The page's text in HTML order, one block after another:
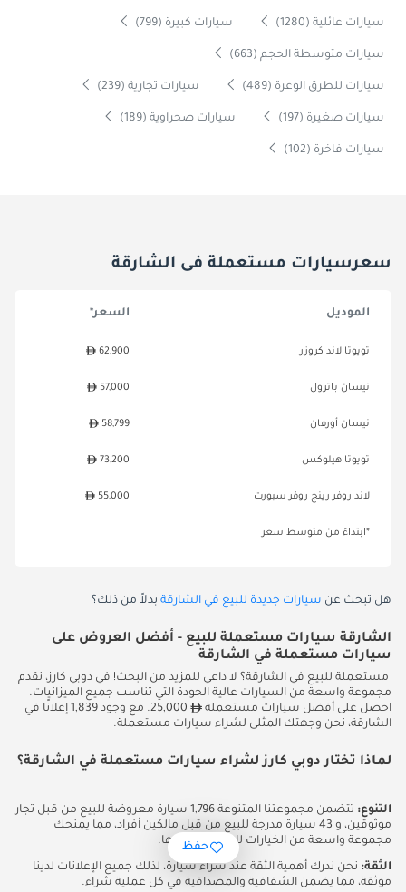
سيارات عائلية (1280) سيارات كبيرة (799)
سيارات متوسطة الحجم (663)
سيارات للطرق الوعرة (489) سيارات تجارية (239)
سيارات صغيرة (197) سيارات صحراوية (189)
سيارات فاخرة (102)
سعرسيارات مستعملة فى الشارقة
الموديل السعر*
تويوتا لاند كروزر 62,900
نيسان باترول 57,000
نيسان أورفان 58,799
تويوتا هيلوكس 73,200
لاند روفر رينج روفر سبورت 55,000
*ابتداءً من متوسط سعر
هل تبحث عن سيارات جديدة للبيع في الشارقة بدلاً من ذلك؟
الشارقة سيارات مستعملة للبيع - أفضل العروض على
سيارات مستعملة في الشارقة
مستعملة للبيع في الشارقة؟ لا داعي للمزيد من البحث! في دوبي كارز، نقدم
مجموعة واسعة من السيارات عالية الجودة التي تناسب جميع الميزانيات.
احصل على أفضل سيارات مستعملة
25,000. مع وجود 1,839 إعلانًا في
الشارقة، نحن وجهتك المثلى لشراء سيارات مستعملة.
لماذا تختار دوبي كارز لشراء سيارات مستعملة في الشارقة؟
التنوع:
تتضمن مجموعتنا المتنوعة 1,796 سيارة معروضة للبيع من قبل تجار
موثوقين، و 43 سيارة مدرجة للبيع من قبل مالكين أفراد، مما يمنحك
مجموعة واسعة من الخيارات للاختيار من بينها.
الثقة: نحن ندرك أهمية الثقة عند شراء سيارة، لذلك جميع الإعلانات لدينا
موثقة، مما يضمن الشفافية والمصداقية في كل عملية شراء.
حفظ